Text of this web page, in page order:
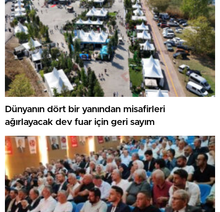
Dünyanın dört bir yanından misafirleri
ağırlayacak dev fuar için geri sayım